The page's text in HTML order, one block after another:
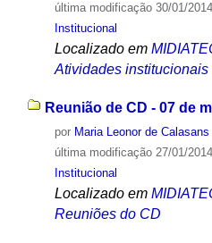
última modificação30/01/
Institucional
Localizado em
Atividades institucionais
Reunião de CD - 07 de
por Maria Leonor de Calasans
última modificação27/01/
Institucional
Localizado em
Reuniões do CD